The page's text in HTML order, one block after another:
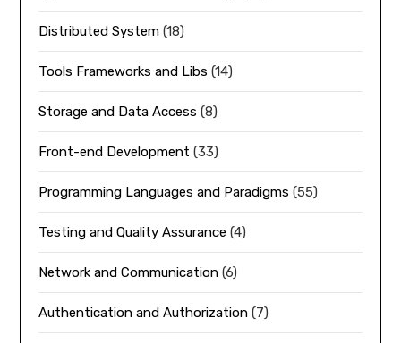
Distributed System (18)
Tools Frameworks and Libs (14)
Storage and Data Access (8)
Front-end Development (33)
Programming Languages and Paradigms (55)
Testing and Quality Assurance (4)
Network and Communication (6)
Authentication and Authorization (7)